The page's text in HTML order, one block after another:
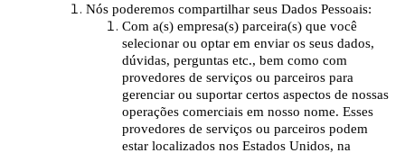
Nós poderemos compartilhar seus Dados Pessoais:
Com a(s) empresa(s) parceira(s) que você
selecionar ou optar em enviar os seus dados,
dúvidas, perguntas etc., bem como com
provedores de serviços ou parceiros para
gerenciar ou suportar certos aspectos de nossas
operações comerciais em nosso nome. Esses
provedores de serviços ou parceiros podem
estar localizados nos Estados Unidos, na